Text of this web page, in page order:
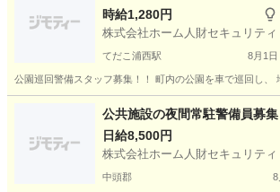
時給1,280円
株式会社ホーム人財セキュリティ
てだこ浦西駅 8月1日
公園巡回警備スタッフ募集！！ 町内の公園を車で巡回し
てだこ浦西駅 その他 土日
公共施設の夜間常駐警備員募集
日給8,500円
株式会社ホーム人財セキュリティ
中頭郡 8